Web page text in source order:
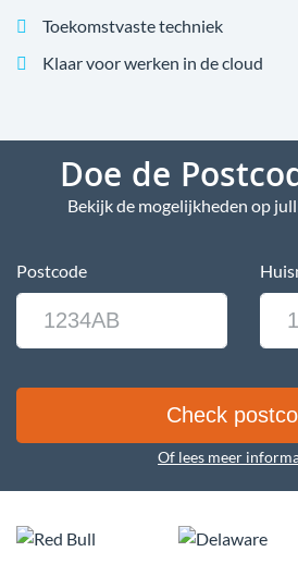
Toekomstvaste techniek
Klaar voor werken in de cloud
Doe de
Bekijk de mogelijkheden op
Postcode
Of lees meer